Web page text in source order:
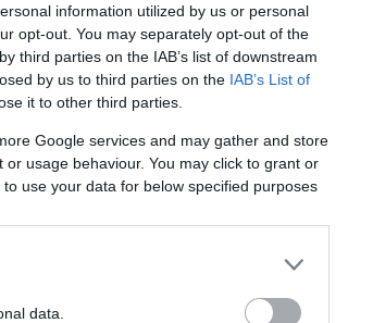
information utilized by us or personal
opt-out. You may separately opt-out of the
third parties on the IAB’s list of downstream
by us to third parties on the IAB’s List of
it to other third parties.
Google services and may gather and store
usage behaviour. You may click to grant or
use your data for below specified purposes
data.
because the